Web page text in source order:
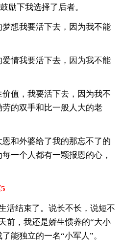
励下我选择了后者。
想我要活下去，因为我不能
情我要活下去，因为我不能
值，我要活下去，因为我不
的双手和比一般人大的老
和外婆给了我的那忘不了的
一个人都有一颗报恩的心，
活结束了。说长不长，说短不
前，我还是娇生惯养的“大小
能独立的一名“小军人”。